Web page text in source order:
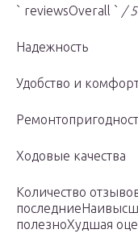
` reviewsOverall ` / 5
Надежность
Удобство и
Ходовые качества
Количество
полезноХудшая